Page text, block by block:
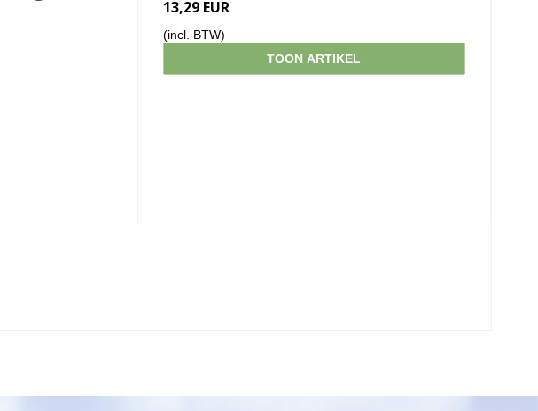
13,29 EUR
(incl. BTW)
TOON ARTIKEL